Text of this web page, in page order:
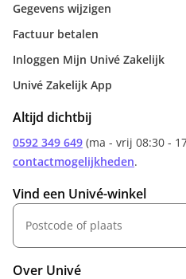
Gegevens wijzigen
Factuur betalen
Inloggen Mijn Univé Zakelijk
Univé Zakelijk App
Altijd dichtbij
0592 349 649 (ma - vrij 08:30 -
contactmogelijkheden.
Vind een Univé-winkel
Over Univé